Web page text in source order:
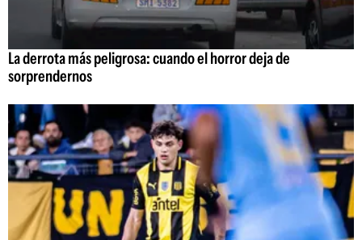
La derrota más peligrosa: cuando el horror deja de
sorprendernos